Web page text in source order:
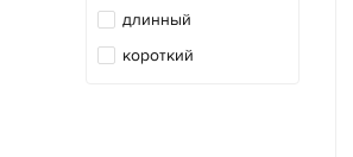
длинный
короткий